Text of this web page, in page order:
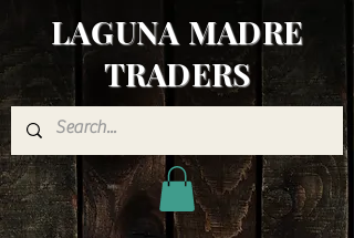
LAGUNA MADRE
TRADERS